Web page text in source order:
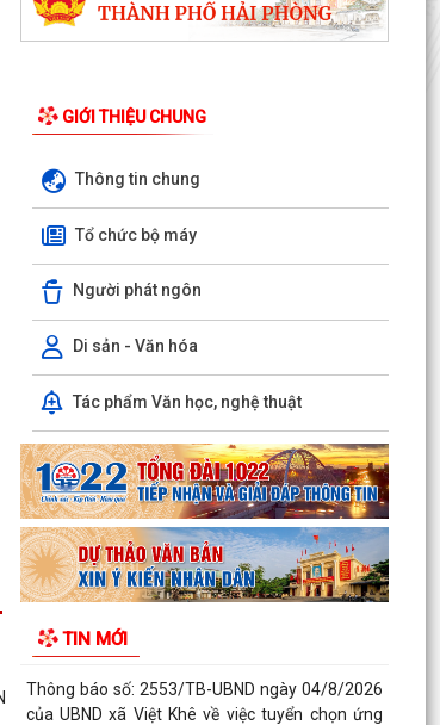
GIỚI THIỆU CHUNG
Thông tin chung
Tổ chức bộ máy
Người phát ngôn
Di sản - Văn hóa
Tác phẩm Văn học, nghệ thuật
TIN MỚI
Ủy ban nhân dân xã Việt Khê: Tăng cường triển
học...
XÃ VIỆT KHÊ TỔ CHỨC HỘI NGHỊ TUYÊN
TRUYỀN PHỔ BIẾN PHÁP LUẬT VỀ TRẬT TỰ AN
TOÀN GIAO THÔNG VÀ TRAO...
Thông báo số: 159/TB-TTPVHCC ngày
4/8/2026 của UBND xã Việt Khê Niêm yết về việc
Bãi bỏ một số...
Kế hoạch số 105-KH-ĐU ngày 25/5/2026 của
Đảng ủy xã Việt Khê về việc tuyên truyền thực
hiện Chỉ thị...
Thông báo số: 158/TB-TTPVHCC ngày
Bãi bỏ một số...
Thông báo số: 2553/TB-UBND ngày 04/8/2026
của UBND xã Việt Khê về việc tuyển chọn ứng